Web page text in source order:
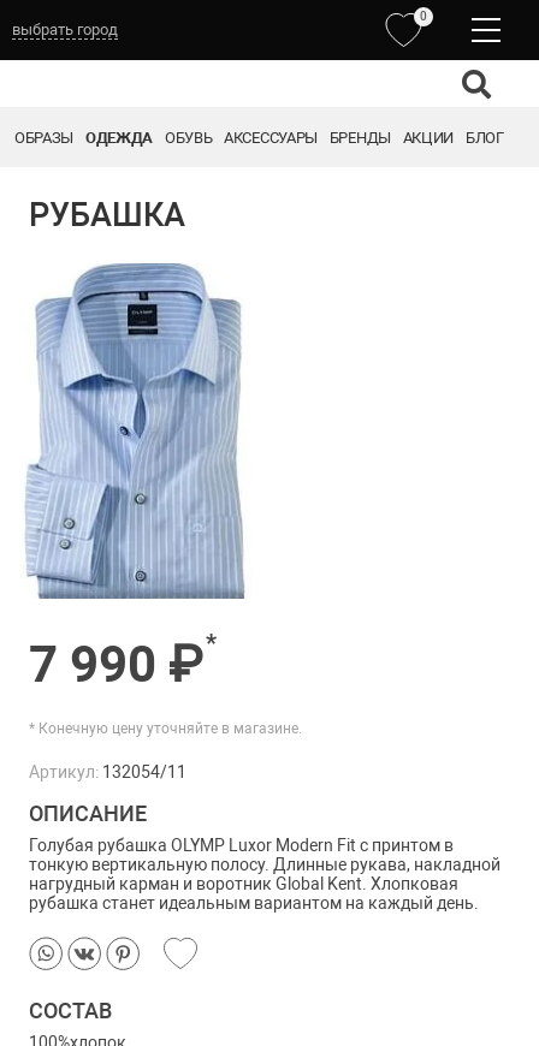
выбрать город
0
ОБРАЗЫ ОДЕЖДА ОБУВЬ АКСЕССУАРЫ БРЕНДЫ АКЦИИ БЛОГ
РУБАШКА
7 990 ₽*
* Конечную цену уточняйте в магазине.
Артикул: 132054/11
ОПИСАНИЕ
Голубая рубашка OLYMP Luxor Modern Fit с принтом в
тонкую вертикальную полосу. Длинные рукава, накладной
нагрудный карман и воротник Global Kent. Хлопковая
рубашка станет идеальным вариантом на каждый день.
СОСТАВ